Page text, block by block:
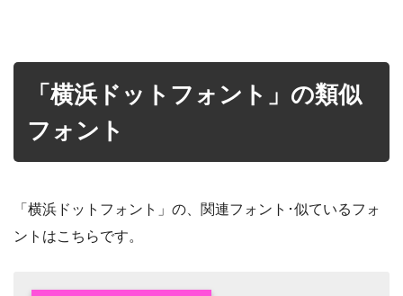
「横浜ドットフォント」の類似
フォント
「横浜ドットフォント」の、関連フォント･似ているフォ
ントはこちらです。